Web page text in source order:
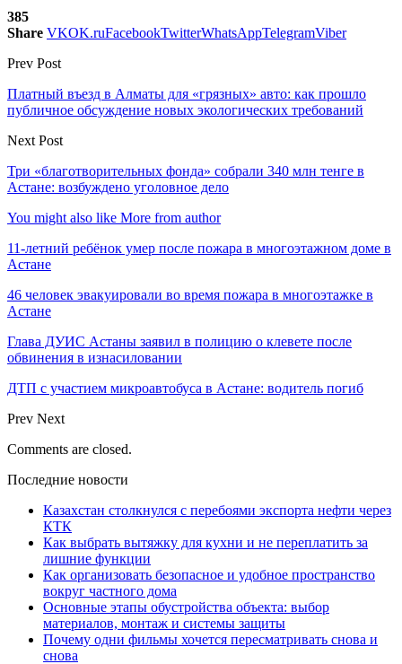
385
Share VKOK.ruFacebookTwitterWhatsAppTelegramViber
Prev Post
Платный въезд в Алматы для «грязных» авто: как прошло
публичное обсуждение новых экологических требований
Next Post
Три «благотворительных фонда» собрали 340 млн тенге в
Астане: возбуждено уголовное дело
You might also like More from author
11-летний ребёнок умер после пожара в многоэтажном доме в
Астане
46 человек эвакуировали во время пожара в многоэтажке в
Астане
Глава ДУИС Астаны заявил в полицию о клевете после
обвинения в изнасиловании
ДТП с участием микроавтобуса в Астане: водитель погиб
Prev Next
Comments are closed.
Последние новости
Казахстан столкнулся с перебоями экспорта нефти через
КТК
Как выбрать вытяжку для кухни и не переплатить за
лишние функции
Как организовать безопасное и удобное пространство
вокруг частного дома
Основные этапы обустройства объекта: выбор
материалов, монтаж и системы защиты
Почему одни фильмы хочется пересматривать снова и
снова